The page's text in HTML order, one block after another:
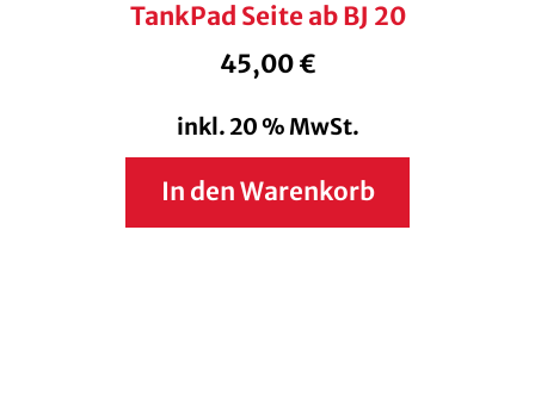
TankPad Seite ab BJ 20
45,00€
inkl. 20 % MwSt.
In den Warenkorb